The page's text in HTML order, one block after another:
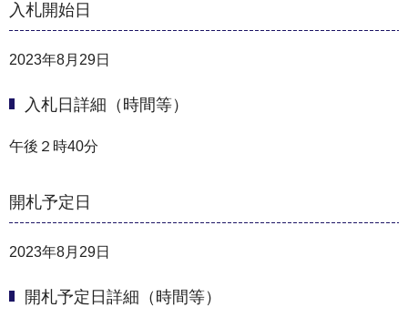
入札開始日
2023年8月29日
入札日詳細（時間等）
午後２時40分
開札予定日
2023年8月29日
開札予定日詳細（時間等）